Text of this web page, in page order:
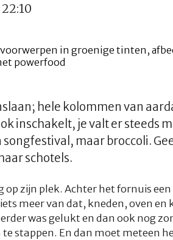
hele kolommen van
inschakelt, je valt er steeds
songfestival, maar broccoli.
schotels.
op zijn plek. Achter het fornuis
meer van dat, kneden, oven en
was gelukt en dan ook nog
stappen. En dan moet meteen